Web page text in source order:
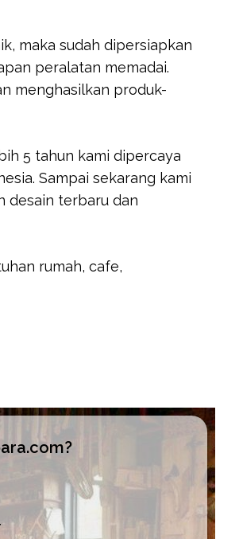
maka sudah dipersiapkan
peralatan memadai.
menghasilkan produk-
5 tahun kami dipercaya
Sampai sekarang kami
desain terbaru dan
rumah, cafe,